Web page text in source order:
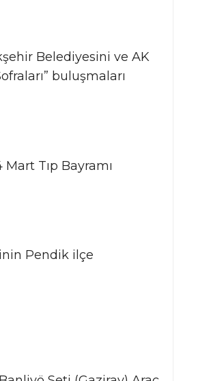
Belediyesini ve AK
buluşmaları
Mart Tıp Bayramı
Pendik ilçe